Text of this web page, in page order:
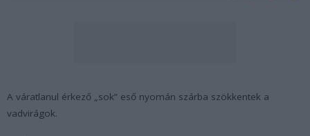
A váratlanul érkező „sok” eső nyomán szárba szökkentek a
vadvirágok.